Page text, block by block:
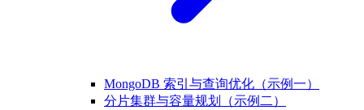
MongoDB 索引与查询优化（示例一）
分片集群与容量规划（示例二）